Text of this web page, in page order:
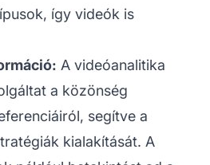
így videók is
A videóanalitika
a közönség
segítve a
kialakítását. A